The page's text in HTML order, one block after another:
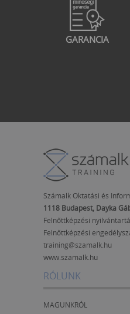
GARANCIA
Számalk Oktatási és
1118 Budapest, Dayka
Felnőttképzési
Felnőttképzési
training@szamalk.hu
www.szamalk.hu
RÓLUNK
MAGUNKRÓL